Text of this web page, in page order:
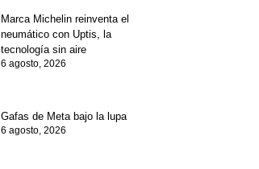
Marca Michelin reinventa el
neumático con Uptis, la
tecnología sin aire
6 agosto, 2026
Gafas de Meta bajo la lupa
6 agosto, 2026